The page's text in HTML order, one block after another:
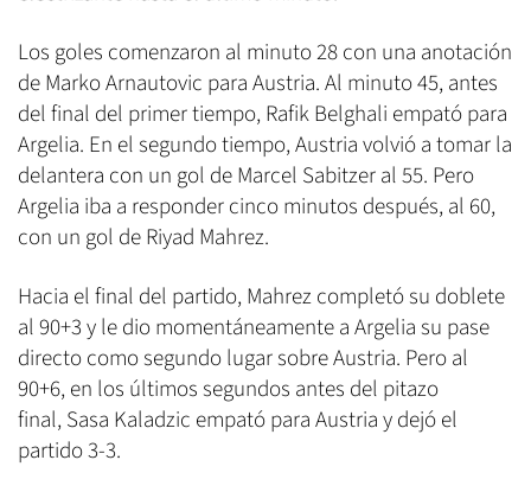
Los goles comenzaron al minuto 28 con una anotación
de Marko Arnautovic para Austria. Al minuto 45, antes
del final del primer tiempo, Rafik Belghali empató para
Argelia. En el segundo tiempo, Austria volvió a tomar la
delantera con un gol de Marcel Sabitzer al 55. Pero
Argelia iba a responder cinco minutos después, al 60,
con un gol de Riyad Mahrez.
Hacia el final del partido, Mahrez completó su doblete
al 90+3 y le dio momentáneamente a Argelia su pase
directo como segundo lugar sobre Austria. Pero al
90+6, en los últimos segundos antes del pitazo
final, Sasa Kaladzic empató para Austria y dejó el
partido 3-3.